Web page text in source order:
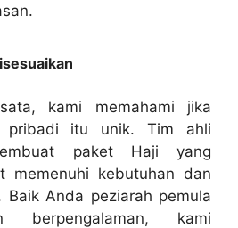
kami memahami jika
pribadi itu unik. Tim ahli
paket Haji yang
memenuhi kebutuhan dan
Baik Anda peziarah pemula
berpengalaman, kami